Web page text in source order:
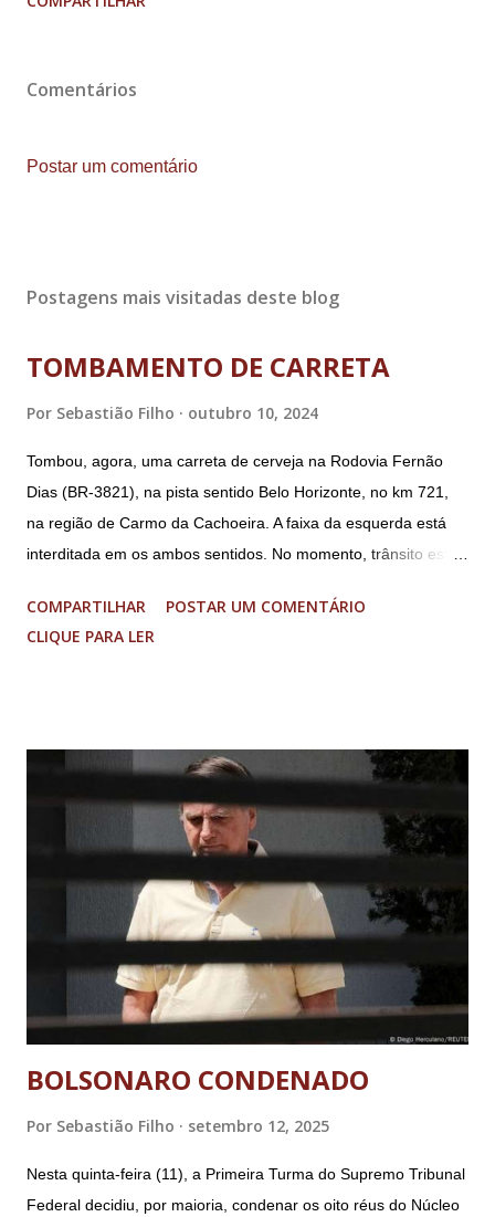
Comentários
Postar um comentário
Postagens mais visitadas deste blog
TOMBAMENTO DE CARRETA
Por Sebastião Filho outubro 10, 2024
Tombou, agora, uma carreta de cerveja na Rodovia Fernão
Dias (BR-3821), na pista sentido Belo Horizonte, no km 721,
na região de Carmo da Cachoeira. A faixa da esquerda está
interditada em os ambos sentidos. No momento, trânsito está
Imagens @transitofernaodias *Por Sebastião Filho
COMPARTILHAR
POSTAR UM COMENTÁRIO
CLIQUE PARA LER
BOLSONARO CONDENADO
Por Sebastião Filho setembro 12, 2025
Nesta quinta-feira (11), a Primeira Turma do Supremo Tribunal
Federal decidiu, por maioria, condenar os oito réus do Núcleo